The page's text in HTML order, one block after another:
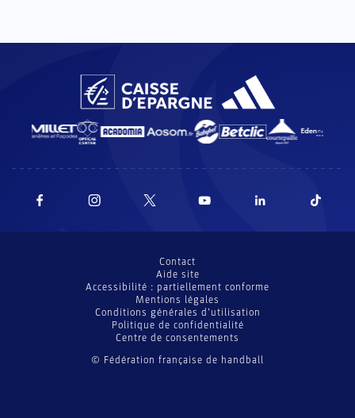
© Fédération française de handball
Contact
Aide site
Accessibilité : partiellement conforme
Mentions légales
Conditions générales d’utilisation
Politique de confidentialité
Centre de consentements